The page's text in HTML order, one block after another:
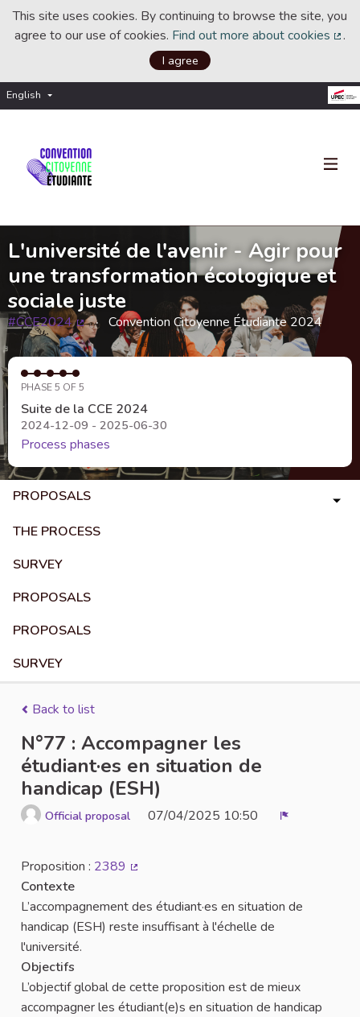
This site uses cookies. By continuing to browse the site, you
agree to our use of cookies. Find out more about cookies .
I agree
English Choisir la langue
L'université de l'avenir - Agir pour
une transformation écologique et
sociale juste
#CCE2024
(External link)
Convention Citoyenne Étudiante 2024
PHASE 5 OF 5
Suite de la CCE 2024
2024-12-09 - 2025-06-30
Process phases
PROPOSALS
THE PROCESS
SURVEY
PROPOSALS
PROPOSALS
SURVEY
Back to list
N°77 : Accompagner les
étudiant·es en situation de
handicap (ESH)
Official proposal 07/04/2025 10:50
Proposition : 2389
Contexte
L’accompagnement des étudiant·es en situation de
handicap (ESH) reste insuffisant à l'échelle de
l'université.
Objectifs
L’objectif global de cette proposition est de mieux
accompagner les étudiant(e)s en situation de handicap